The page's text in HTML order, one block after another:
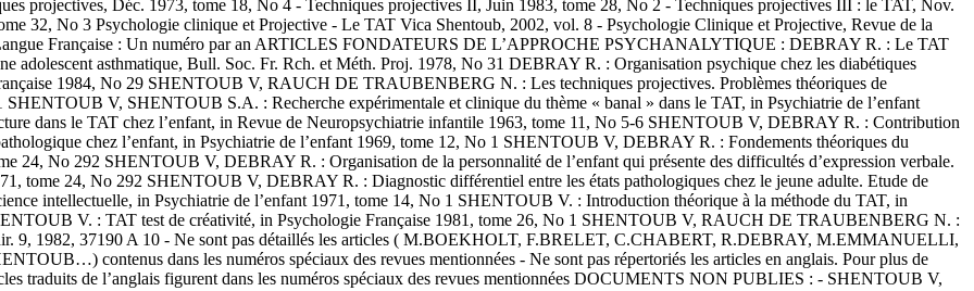
projectives, Déc. 1973, tome 18, No 4 - Techniques projectives II, Juin 1983, tome 28, No 2 - Techniques projectives III : le TAT, Nov.
32, No 3 Psychologie clinique et Projective - Le TAT Vica Shentoub, 2002, vol. 8 - Psychologie Clinique et Projective, Revue de la
Langue Française : Un numéro par an ARTICLES FONDATEURS DE L’APPROCHE PSYCHANALYTIQUE : DEBRAY R. : Le TAT
adolescent asthmatique, Bull. Soc. Fr. Rch. et Méth. Proj. 1978, No 31 DEBRAY R. : Organisation psychique chez les diabétiques
1984, No 29 SHENTOUB V, RAUCH DE TRAUBENBERG N. : Les techniques projectives. Problèmes théoriques de
V, SHENTOUB S.A. : Recherche expérimentale et clinique du thème « banal » dans le TAT, in Psychiatrie de l’enfant
dans le TAT chez l’enfant, in Revue de Neuropsychiatrie infantile 1963, tome 11, No 5-6 SHENTOUB V, DEBRAY R. : Contribution
chez l’enfant, in Psychiatrie de l’enfant 1969, tome 12, No 1 SHENTOUB V, DEBRAY R. : Fondements théoriques du
24, No 292 SHENTOUB V, DEBRAY R. : Organisation de la personnalité de l’enfant qui présente des difficultés d’expression verbale.
tome 24, No 292 SHENTOUB V, DEBRAY R. : Diagnostic différentiel entre les états pathologiques chez le jeune adulte. Etude de
intellectuelle, in Psychiatrie de l’enfant 1971, tome 14, No 1 SHENTOUB V. : Introduction théorique à la méthode du TAT, in
V. : TAT test de créativité, in Psychologie Française 1981, tome 26, No 1 SHENTOUB V, RAUCH DE TRAUBENBERG N. :
9, 1982, 37190 A 10 - Ne sont pas détaillés les articles ( M.BOEKHOLT, F.BRELET, C.CHABERT, R.DEBRAY, M.EMMANUELLI,
contenus dans les numéros spéciaux des revues mentionnées - Ne sont pas répertoriés les articles en anglais. Pour plus de
traduits de l’anglais figurent dans les numéros spéciaux des revues mentionnées DOCUMENTS NON PUBLIES : - SHENTOUB V,